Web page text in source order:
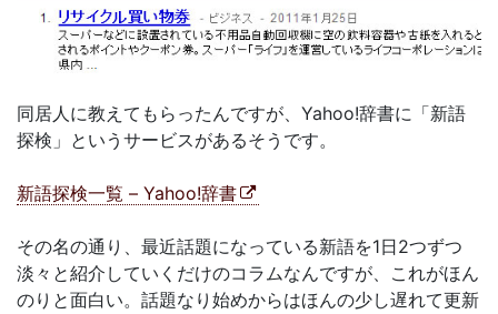
同居人に教えてもらったんですが、Yahoo!辞書に「新語
探検」というサービスがあるそうです。
新語探検一覧 – Yahoo!辞書
その名の通り、最近話題になっている新語を1日2つずつ
淡々と紹介していくだけのコラムなんですが、これがほん
のりと面白い。話題なり始めからはほんの少し遅れて更新